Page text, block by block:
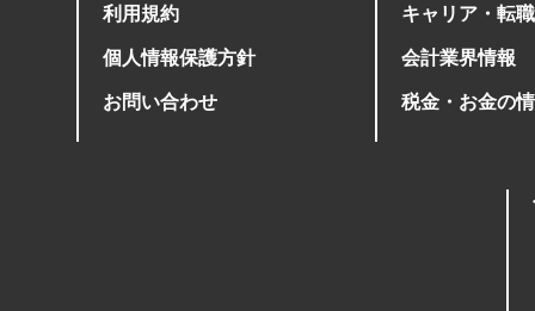
利用規約
個人情報保護方針
お問い合わせ
キャリア・転職
会計業界情報
税金・お金の